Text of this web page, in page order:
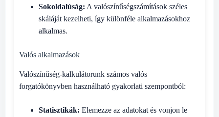
Sokoldalúság: A valószínűségszámítások széles
skáláját kezelheti, így különféle alkalmazásokhoz
alkalmas.
Valós alkalmazások
Valószínűség-kalkulátorunk számos valós
forgatókönyvben használható gyakorlati szempontból:
Statisztikák: Elemezze az adatokat és vonjon le